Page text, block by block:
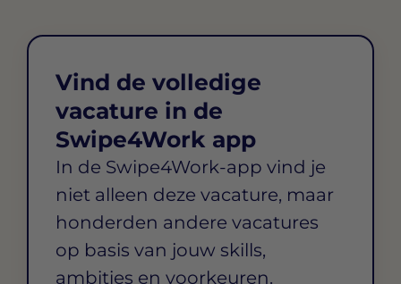
Vind de volledige
vacature in de
Swipe4Work app
In de Swipe4Work-app vind je
niet alleen deze vacature, maar
honderden andere vacatures
op basis van jouw skills,
ambities en voorkeuren.